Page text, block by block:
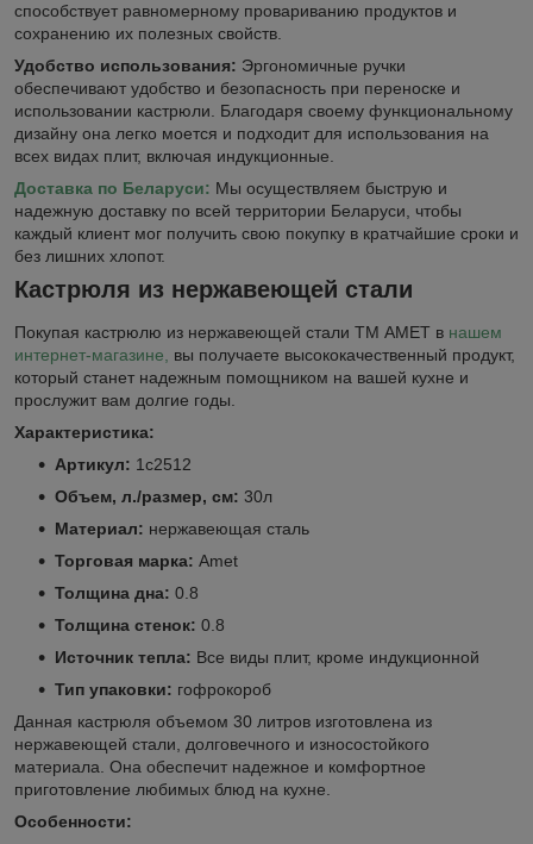
способствует равномерному провариванию продуктов и
сохранению их полезных свойств.
Удобство использования: Эргономичные ручки
обеспечивают удобство и безопасность при переноске и
использовании кастрюли. Благодаря своему функциональному
дизайну она легко моется и подходит для использования на
всех видах плит, включая индукционные.
Доставка по Беларуси: Мы осуществляем быструю и
надежную доставку по всей территории Беларуси, чтобы
каждый клиент мог получить свою покупку в кратчайшие сроки и
без лишних хлопот.
Кастрюля из нержавеющей стали
Покупая кастрюлю из нержавеющей стали ТМ АМЕТ в нашем
интернет-магазине,
вы получаете высококачественный продукт,
который станет надежным помощником на вашей кухне и
прослужит вам долгие годы.
Характеристика:
Артикул: 1с2512
Объем, л./размер, см: 30л
Материал: нержавеющая сталь
Торговая марка: Amet
Толщина дна: 0.8
Толщина стенок: 0.8
Источник тепла: Все виды плит, кроме индукционной
Тип упаковки: гофрокороб
Данная кастрюля объемом 30 литров изготовлена из
нержавеющей стали, долговечного и износостойкого
материала. Она обеспечит надежное и комфортное
приготовление любимых блюд на кухне.
Особенности: